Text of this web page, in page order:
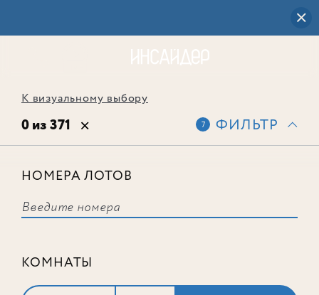
К визуальному выбору
0 из 371 7 ФИЛЬТР
НОМЕРА ЛОТОВ
КОМНАТЫ
соответствует ни одного лота